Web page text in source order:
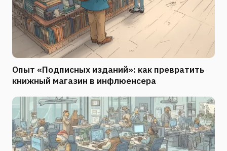
Опыт «Подписных изданий»: как превратить
книжный магазин в инфлюенсера